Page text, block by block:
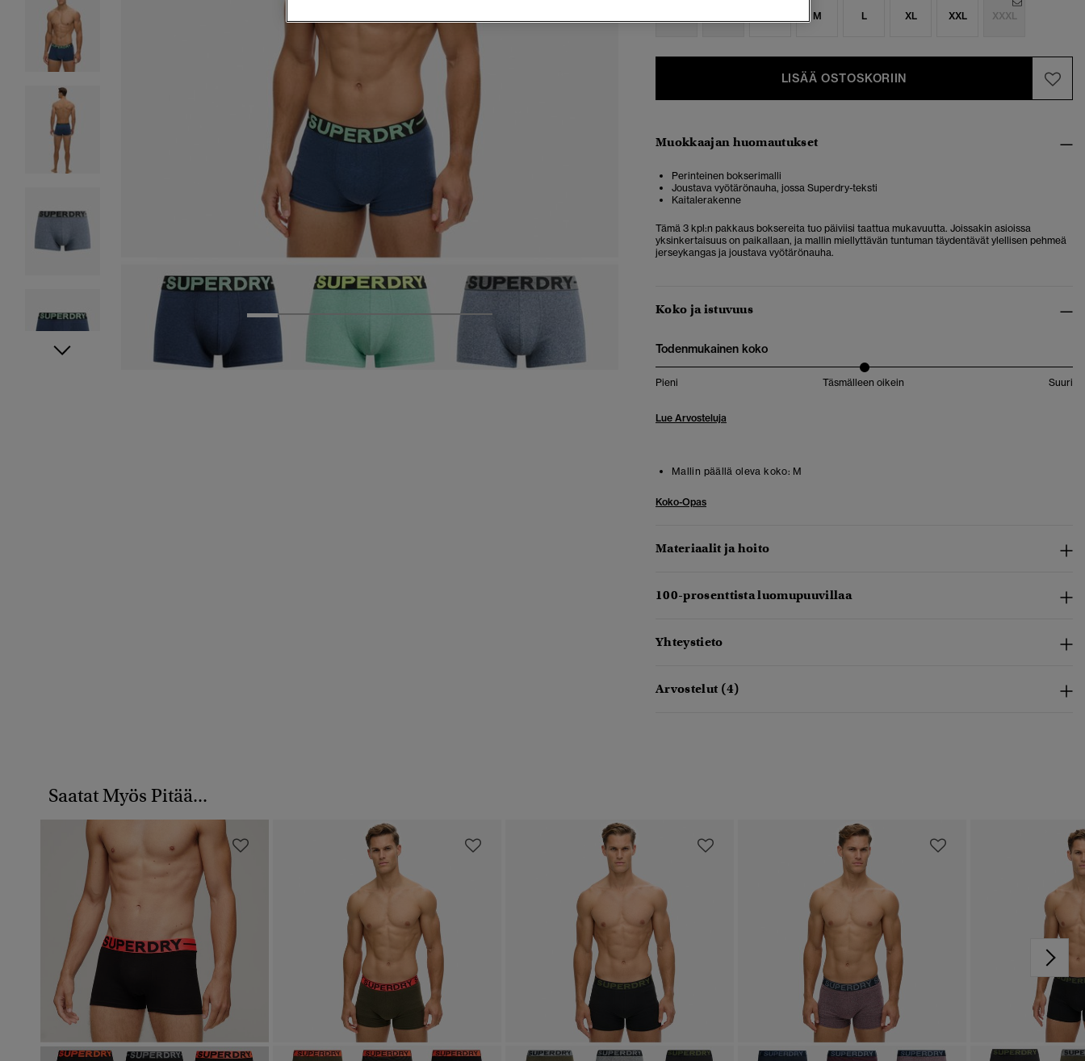
M L XL XXL XXXL
LISÄÄ OSTOSKORIIN
Muokkaajan huomautukset
Perinteinen bokserimalli
Joustava vyötärönauha, jossa Superdry-teksti
Kaitalerakenne
Tämä 3 kpl:n pakkaus boksereita tuo päiviisi taattua mukavuutta. Joissakin asioissa
yksinkertaisuus on paikallaan, ja mallin miellyttävän tuntuman täydentävät ylellisen pehmeä
jerseykangas ja joustava vyötärönauha.
Koko ja istuvuus
Todenmukainen koko
Pieni Täsmälleen oikein Suuri
Lue Arvosteluja
Mallin päällä oleva koko: M
Koko-Opas
Materiaalit ja hoito
100-prosenttista luomupuuvillaa
Yhteystieto
Arvostelut (4)
Saatat Myös Pitää...